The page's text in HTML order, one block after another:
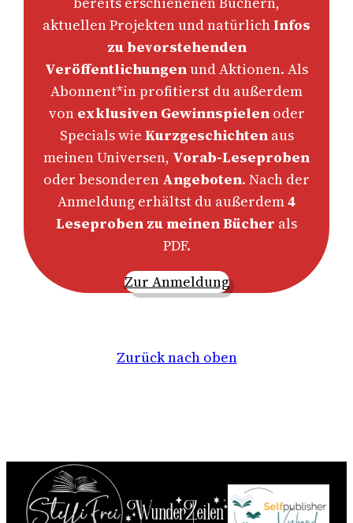
aktuellen Projekten und natürlichInfos
zu bevorstehenden
Veröffentlichungenund Aktionen. Als
Abonnent*in profitierst du außerdem
von exklusiven Gewinnspielenoder
Specials wie Kurzgeschichten aus
meinen Universen, Vorab-Leseproben
oder besonderen Angeboten. Nach der
Anmeldung erhältst du außerdem4
Leseproben zu meinen Bücher als
PDF.
Zur Anmeldung
Zurück nach oben